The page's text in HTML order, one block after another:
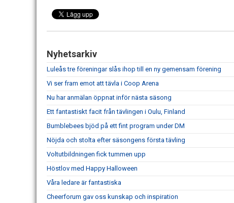
Nyhetsarkiv
Luleås tre föreningar slås ihop till en ny gemensam förening
Vi ser fram emot att tävla i Coop Arena
Nu har anmälan öppnat inför nästa säsong
Ett fantastiskt facit från tävlingen i Oulu, Finland
Bumblebees bjöd på ett fint program under DM
Nöjda och stolta efter säsongens första tävling
Voltutbildningen fick tummen upp
Höstlov med Happy Halloween
Våra ledare är fantastiska
Cheerforum gav oss kunskap och inspiration